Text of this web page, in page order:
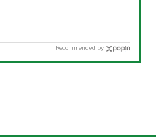
Recommended by